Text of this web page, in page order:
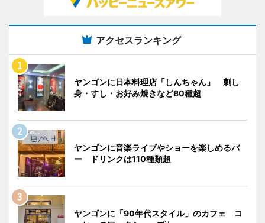
アクセスランキング
ヤンゴンに日本料理店「しんちゃん」 刺し
身・すし・お好み焼きなど80種超
ヤンゴンに音楽ライブやショーを楽しめるバ
ー ドリンクは110種類超
ヤンゴンに「90年代スタイル」のカフェ コ